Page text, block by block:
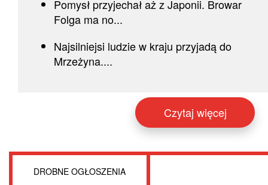
Pomysł przyjechał aż z Japonii. Browar
Folga ma no...
Najsilniejsi ludzie w kraju przyjadą do
Mrzeżyna....
Czytaj więcej
DROBNE OGŁOSZENIA